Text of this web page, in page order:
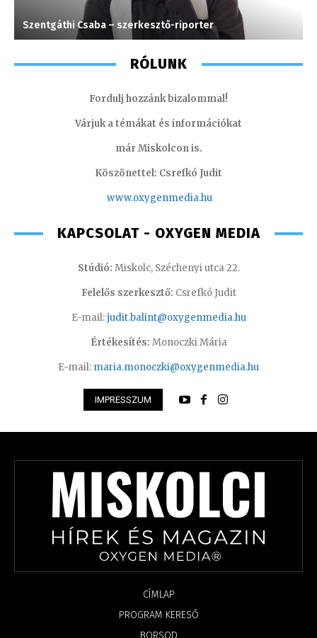
Szentgáthi Csaba – szerkesztő-riporter
RÓLUNK
Fordulj hozzánk bizalommal!
Várjuk a témákat és információkat
már Miskolcon is.
Köszönettel: Csrefkó Judit
www.oxygenmedia.hu
KAPCSOLAT - OXYGEN MEDIA
Stúdió: Miskolc, Széchenyi utca 22.
Felelős szerkesztő: Csrefkó Judit
E-mail:judit.balint@oxygenmedia.hu
Értékesítés: Monoczki Mária
E-mail: maria.monoczki@oxygenmedia.hu
IMPRESSZUM
CÍMLAP
PROGRAM KERESŐ
BORSOD